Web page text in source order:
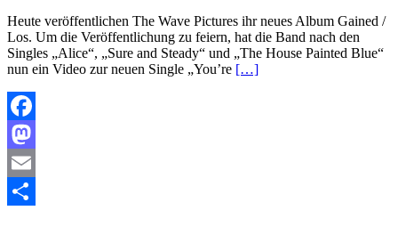
Heute veröffentlichen The Wave Pictures ihr neues Album Gained /
Los. Um die Veröffentlichung zu feiern, hat die Band nach den
Singles „Alice“, „Sure and Steady“ und „The House Painted Blue“
nun ein Video zur neuen Single „You’re […]
Facebook
Mastodon
Email